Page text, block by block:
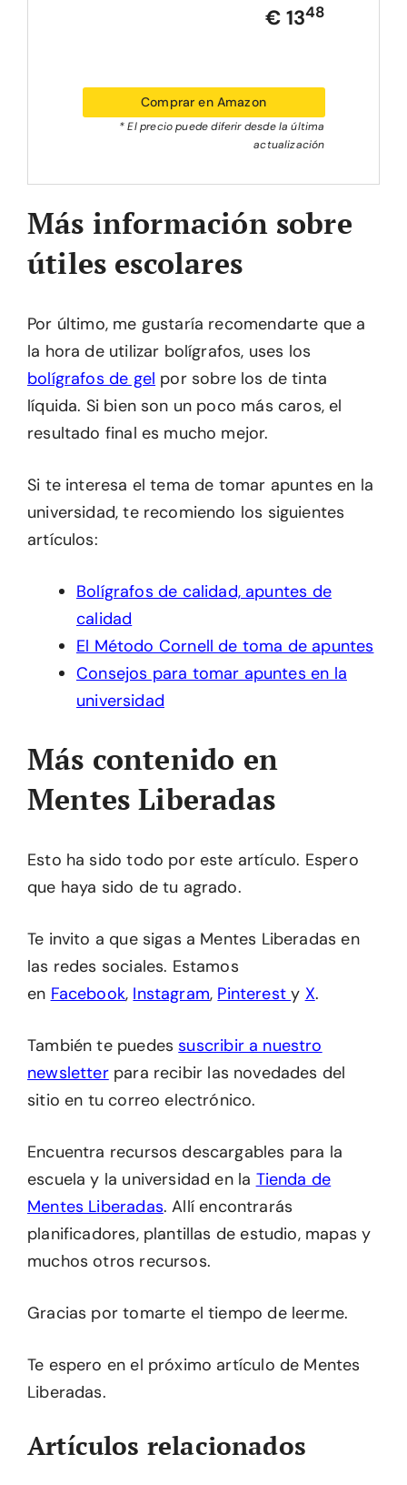
€ 1348
Comprar en Amazon
* El precio puede diferir desde la última
actualización
Más información sobre
útiles escolares
Por último, me gustaría recomendarte que a
la hora de utilizar bolígrafos, uses los
bolígrafos de gel por sobre los de tinta
líquida. Si bien son un poco más caros, el
resultado final es mucho mejor.
Si te interesa el tema de tomar apuntes en la
universidad, te recomiendo los siguientes
artículos:
Bolígrafos de calidad, apuntes de
calidad
El Método Cornell de toma de apuntes
Consejos para tomar apuntes en la
universidad
Más contenido en
Mentes Liberadas
Esto ha sido todo por este artículo. Espero
que haya sido de tu agrado.
Te invito a que sigas a Mentes Liberadas en
las redes sociales. Estamos
en Facebook, Instagram, Pinteresty X.
También te puedessuscribir a nuestro
newsletterpara recibir las novedades del
sitio en tu correo electrónico.
Encuentra recursos descargables para la
escuela y la universidad en la Tienda de
Mentes Liberadas. Allí encontrarás
planificadores, plantillas de estudio, mapas y
muchos otros recursos.
Gracias por tomarte el tiempo de leerme.
Te espero en el próximo artículo de Mentes
Liberadas.
Artículos relacionados